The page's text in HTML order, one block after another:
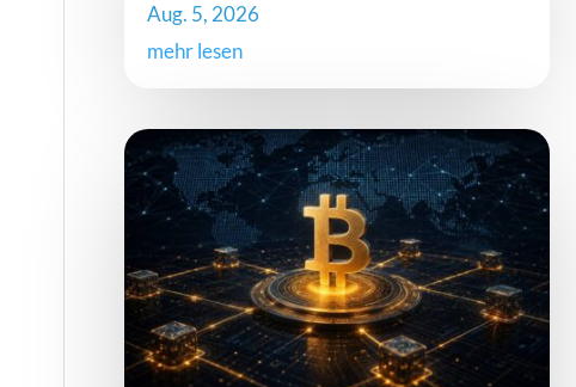
Aug. 5, 2026
mehr lesen